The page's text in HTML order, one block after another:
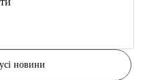
новини